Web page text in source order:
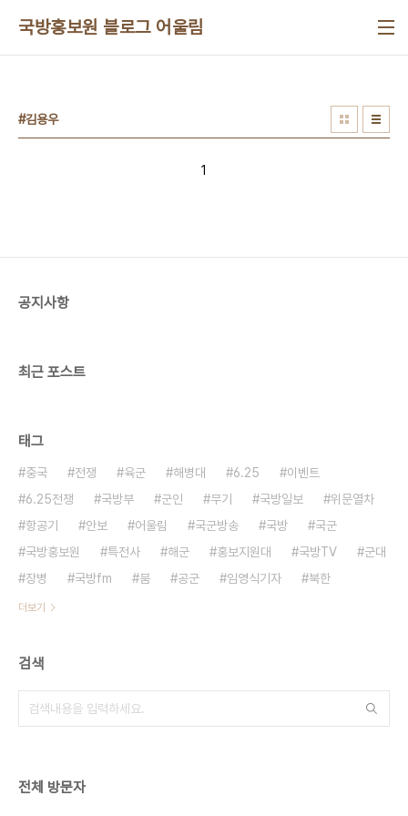
국방홍보원 블로그 어울림
#김용우
1
공지사항
최근 포스트
태그
중국 전쟁 육군 해병대 6.25
이벤트
6.25전쟁
국방부 군인 무기 국방일보
위문열차
항공기
안보 어울림 국군방송 국방
국군
국방홍보원
특전사 해군 홍보지원대 국방TV
군대
장병
국방fm 붐 공군 임영식기자 북한
더보기
검색
전체 방문자